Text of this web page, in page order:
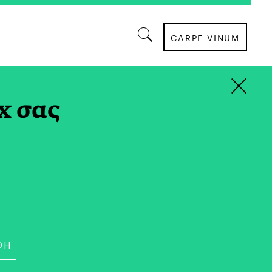
CARPE VINUM
Απευθύνεται σε μια νέα γενιά
μια ολοκληρωμένη ενημέρωση για τα
σας
×